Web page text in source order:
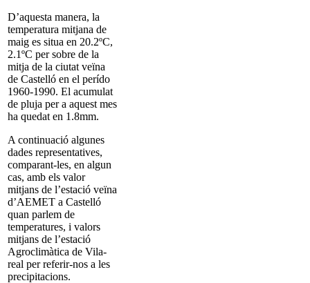
D’aquesta manera, la
temperatura mitjana de
maig es situa en 20.2ºC,
2.1ºC per sobre de la
mitja de la ciutat veïna
de Castelló en el perído
1960-1990. El acumulat
de pluja per a aquest mes
ha quedat en 1.8mm.
A continuació algunes
dades representatives,
comparant-les, en algun
cas, amb els valor
mitjans de l’estació veïna
d’AEMET a Castelló
quan parlem de
temperatures, i valors
mitjans de l’estació
Agroclimàtica de Vila-
real per referir-nos a les
precipitacions.